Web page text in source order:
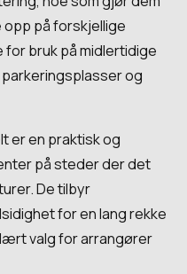
på forskjellige
bruk på midlertidige
og
er en praktisk og
på steder der det
De tilbyr
for en lang rekke
valg for arrangører